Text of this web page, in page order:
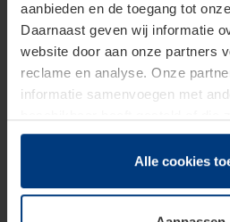
aanbieden en de toegang tot
Daarnaast geven wij informatie
website door aan onze partners
reclame en analyse. Onze
informatie samenvoegen met
hun diensten hebben verzameld.
Juridisch hebben wij het recht
van deze pagina's absoluut
Alle cookies